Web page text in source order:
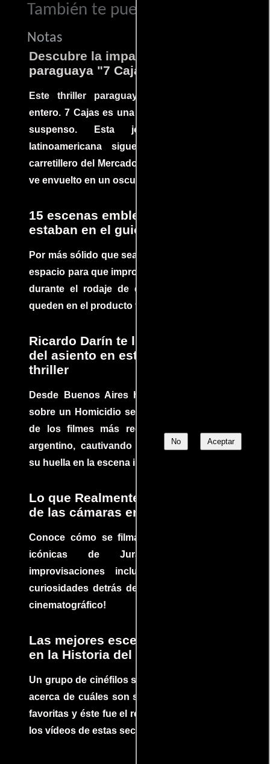
No Aceptar
También te puede interesar...
Notas
Descubre la impactante película
paraguaya "7 Cajas"
Este thriller paraguayo cautivó al mundo
entero. 7 Cajas es una explosión de acción y
suspenso. Esta joya cinematográfica
latinoamericana sigue la historia de un
carretillero del Mercado 4 de Asunción que se
ve envuelto en un oscuro mundo de crimen
15 escenas emblemáticas que no
estaban en el guion
Por más sólido que sea un guión siempre hay
espacio para que improvisaciones que se dan
durante el rodaje de determinadas escenas
queden en el producto final.
Ricardo Darín te llevará al borde
del asiento en este increíble
thriller
Desde Buenos Aires hasta el mundo, Tesis
sobre un Homicidio se ha convertido en uno
de los filmes más recomendados del cine
argentino, cautivando audiencias y dejando
su huella en la escena internacional.
Lo que Realmente Sucedió detrás
de las cámaras en Jurassic Park
Conoce cómo se filmaron algunas escenas
icónicas de Jurassic Park, con
improvisaciones incluidas. ¡Descubre las
curiosidades detrás del rodaje de un clásico
cinematográfico!
Las mejores escenas de acción
en la Historia del cine
Un grupo de cinéfilos se juntaron para debatir
acerca de cuáles son sus escenas de acción
favoritas y éste fue el resultado. No te pierdas
los vídeos de estas secuencias inolvidables.